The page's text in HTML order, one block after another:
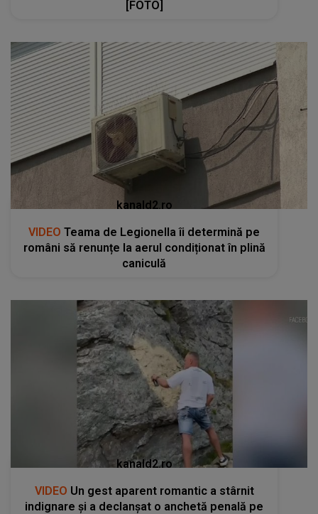
[FOTO]
kanald2.ro
VIDEO Teama de Legionella îi determină pe
români să renunțe la aerul condiționat în plină
caniculă
kanald2.ro
VIDEO Un gest aparent romantic a stârnit
indignare și a declanșat o anchetă penală pe